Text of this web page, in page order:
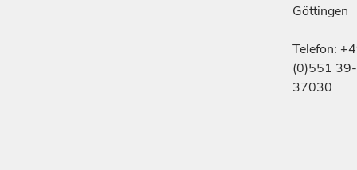
Göttingen
Telefon:
(0)551 39-
37030